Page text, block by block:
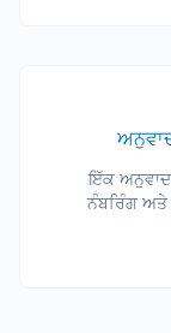
ਇੱਕ ਅਨੁਵਾਦ
ਨੰਬਰਿੰਗ ਅਤੇ